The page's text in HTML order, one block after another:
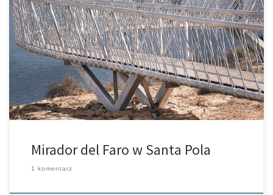
Nieco schowana, na końcu prościutkiej drogi, która nagle zbacza z
N-332 w Santa Pola (na wysokości ok. 90 kilometra), leży platforma
widokowa Mirador del Faro. Z tego metalowego podestu rozciąga
[…]
Mirador del Faro w Santa Pola
1 komentarz